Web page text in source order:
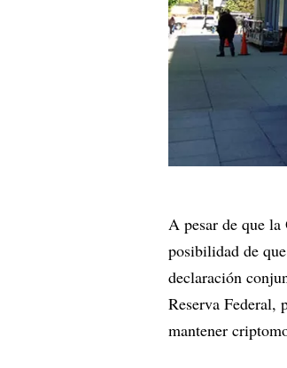
A pesar de que
posibilidad de
declaración
Reserva Federal,
mantener